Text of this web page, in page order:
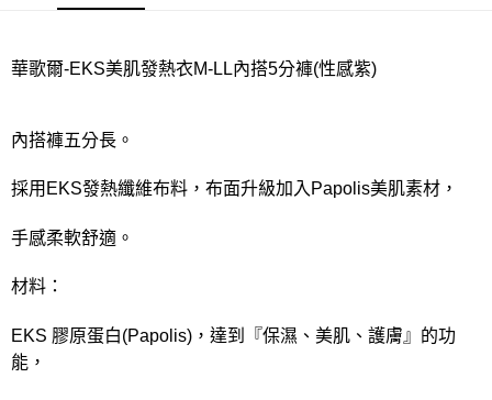
每筆NT$80，滿NT$1,000(含以上)免運費
每筆NT$80，滿NT$1,000(含以上)免運費
每筆NT$220
付款後門市自取
華歌爾-EKS美肌發熱衣M-LL內搭5分褲(性感紫)
內搭褲五分長。
採用EKS發熱纖維布料，布面升級加入Papolis美肌素材，
手感柔軟舒適。
材料：
EKS 膠原蛋白(Papolis)，達到『保濕、美肌、護膚』的功
能，